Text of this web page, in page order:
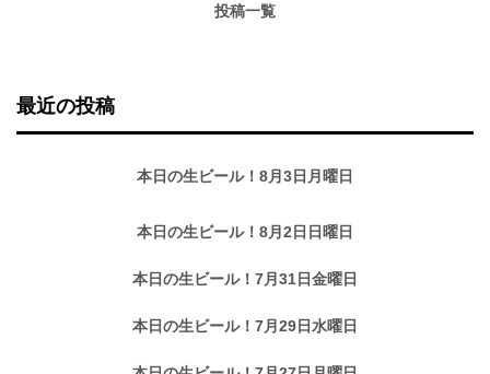
投稿一覧
最近の投稿
本日の生ビール！8月3日月曜日
本日の生ビール！8月2日日曜日
本日の生ビール！7月31日金曜日
本日の生ビール！7月29日水曜日